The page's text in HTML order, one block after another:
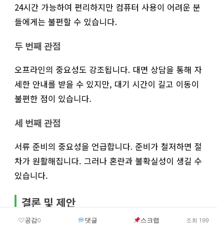
24시간 가능하여 편리하지만 컴퓨터 사용이 어려운 분
들에게는 불편할 수 있습니다.
두 번째 관점
오프라인의 중요성도 강조됩니다. 대면 상담을 통해 자
세한 안내를 받을 수 있지만, 대기 시간이 길고 이동이
불편한 점이 있습니다.
세 번째 관점
서류 준비의 중요성을 언급합니다. 준비가 철저하면 절
차가 원활해집니다. 그러나 혼란과 불확실성이 생길 수
있습니다.
결론 및 제안
공감0 댓글 스크랩 조회 199